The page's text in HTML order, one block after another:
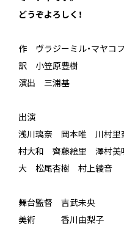
どうぞよろしく！
作 ヴラジーミル・マヤ
訳 小笠原豊樹
演出 三浦基
出演
浅川璃奈 岡本唯 川村
村大和 齊藤絵里 澤村
大 松尾杏樹 村上綾音
舞台監督 吉武未央
美術 香川由梨子